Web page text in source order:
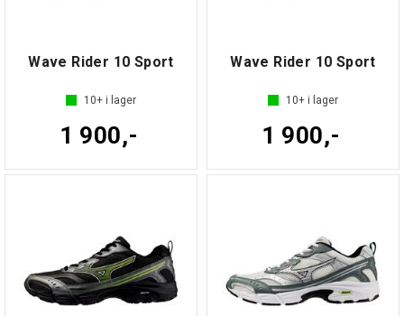
Wave Rider 10 Sport
10+ i lager
1 900,-
Wave Rider 10 Sport
10+ i lager
1 900,-